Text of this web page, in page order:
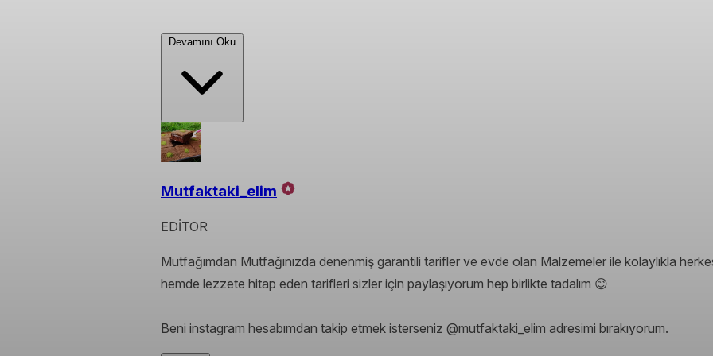
Devamını Oku
Mutfaktaki_elim
EDİTOR
Mutfağımdan Mutfağınızda denenmiş garantili tarifler ve evde olan Malzemeler ile kolaylıkla
hemde lezzete hitap eden tarifleri sizler için paylaşıyorum hep birlikte tadalım 😊
Beni instagram hesabımdan takip etmek isterseniz @mutfaktaki_elim adresimi bırakıyorum.